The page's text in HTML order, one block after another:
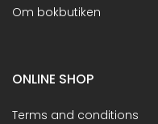
Om bokbutiken
ONLINE SHOP
Terms and conditions